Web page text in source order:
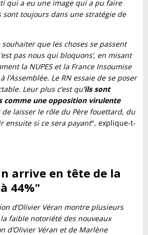
qui a eu une image qui a pu faire
sont toujours dans une stratégie de
souhaiter que les choses se passent
pas nous qui bloquons’, en misant
la NUPES et la France Insoumise
l’Assemblée. Le RN essaie de se poser
Leur plus c’est qu’ils sont
comme une opposition virulente
de laisser le rôle du Père fouettard, du
ensuite si ce sera payant", explique-t-
arrive en tête de la
44%"
d’Olivier Véran montre plusieurs
faible notoriété des nouveaux
d’Olivier Véran et de Marlène